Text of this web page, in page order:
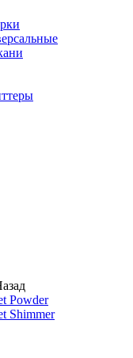
Powder
Shimmer